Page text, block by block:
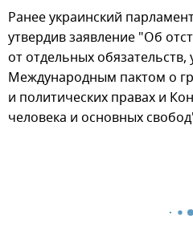
Ранее украинский
утвердив заявление "Об
от отдельных
Международным пактом о
и политических правах и
человека и основных